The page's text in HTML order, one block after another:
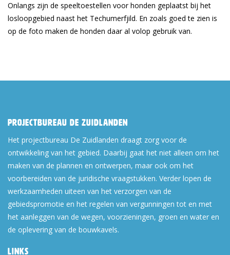
Onlangs zijn de speeltoestellen voor honden geplaatst bij het
losloopgebied naast het Techumerfjild. En zoals goed te zien is
op de foto maken de honden daar al volop gebruik van.
Projectbureau De Zuidlanden
Het projectbureau De Zuidlanden draagt zorg voor de
ontwikkeling van het gebied. Daarbij gaat het niet alleen om het
maken van de plannen en ontwerpen, maar ook om het
voorbereiden van de juridische vraagstukken. Verder lopen de
werkzaamheden uiteen van het verzorgen van de
gebiedspromotie en het regelen van vergunningen tot en met
het aanleggen van de wegen, voorzieningen, groen en water en
de oplevering van de bouwkavels.
Links